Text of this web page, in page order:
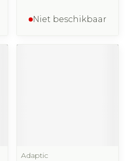
Niet beschikbaar
Adaptic